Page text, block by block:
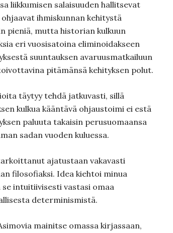
liikkumisen salaisuuden hallitsevat
ohjaavat ihmiskunnan kehitystä
pieniä, mutta historian kulkuun
eri vuosisatoina eliminoidakseen
suuntauksen avaruusmatkailuun
pitämänsä kehityksen polut.
täytyy tehdä jatkuvasti, sillä
kulkua kääntävä ohjaustoimi ei estä
paluuta takaisin perusuomaansa
sadan vuoden kuluessa.
ajatustaan vakavasti
filosofiaksi. Idea kiehtoi minua
intuitiivisesti vastasi omaa
determinismistä.
mainitse omassa kirjassaan,